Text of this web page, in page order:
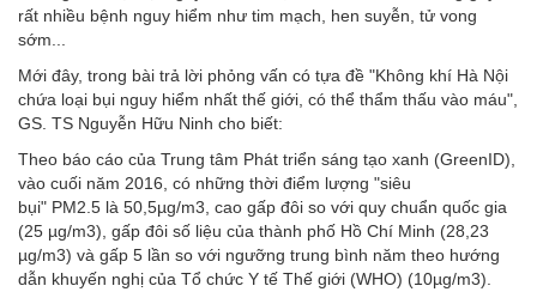
rất nhiều bệnh nguy hiểm như tim mạch, hen suyễn, tử vong
sớm...
Mới đây, trong bài trả lời phỏng vấn có tựa đề "Không khí Hà Nội
chứa loại bụi nguy hiểm nhất thế giới, có thể thẩm thấu vào máu",
GS. TS Nguyễn Hữu Ninh cho biết:
Theo báo cáo của Trung tâm Phát triển sáng tạo xanh (GreenID),
vào cuối năm 2016, có những thời điểm lượng "siêu
bụi" PM2.5 là 50,5µg/m3, cao gấp đôi so với quy chuẩn quốc gia
(25 µg/m3), gấp đôi số liệu của thành phố Hồ Chí Minh (28,23
µg/m3) và gấp 5 lần so với ngưỡng trung bình năm theo hướng
dẫn khuyến nghị của Tổ chức Y tế Thế giới (WHO) (10µg/m3).